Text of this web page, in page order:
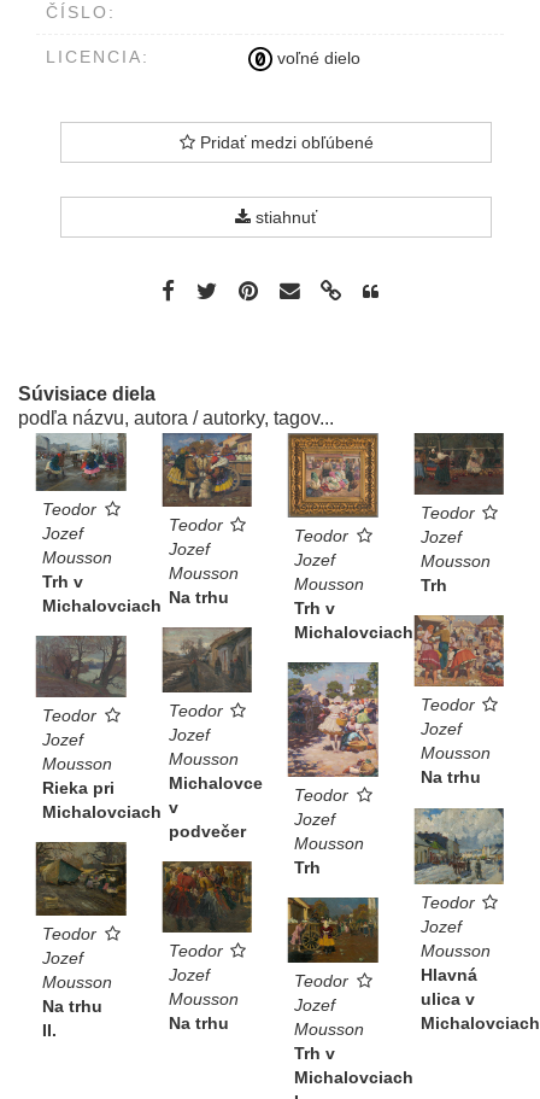
ČÍSLO:
LICENCIA: voľné dielo
Pridať medzi obľúbené
stiahnuť
Súvisiace diela
podľa názvu, autora / autorky, tagov...
Teodor
Jozef
Mousson
Trh v
Michalovciach
Teodor
Jozef
Mousson
Na trhu
Teodor
Jozef
Mousson
Trh v
Michalovciach
Teodor
Jozef
Mousson
Trh
Teodor
Jozef
Mousson
Na trhu
Teodor
Jozef
Mousson
Michalovce
v
podvečer
Teodor
Jozef
Mousson
Rieka pri
Michalovciach
Teodor
Jozef
Mousson
Trh
Teodor
Jozef
Mousson
Hlavná
ulica v
Michalovciach
Teodor
Jozef
Mousson
Na trhu
II.
Teodor
Jozef
Mousson
Na trhu
Teodor
Jozef
Mousson
Trh v
Michalovciach